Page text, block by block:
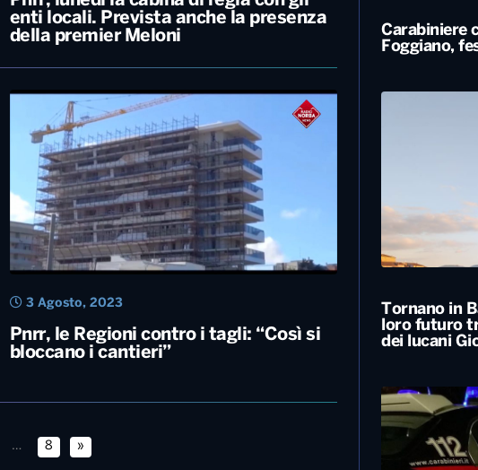
Pnrr, lunedì la cabina di regia con gli
enti locali. Prevista anche la presenza
20 Settembre, 2023